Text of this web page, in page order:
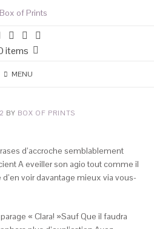
items
MENU
BY BOX OF PRINTS
d’accroche semblablement
A eveiller son agio tout comme il
voir davantage mieux via vous-
« Clara! »Sauf Que il faudra